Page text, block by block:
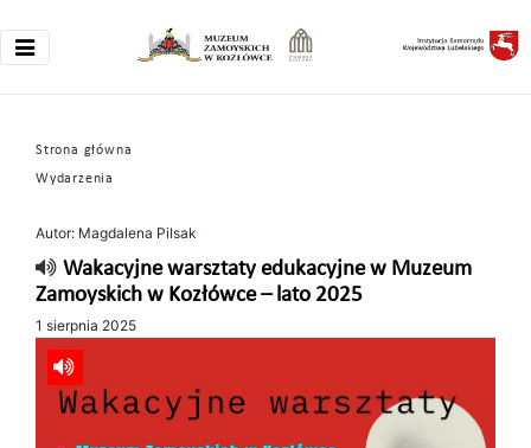
Strona główna
Wydarzenia
Autor: Magdalena Pilsak
Wakacyjne warsztaty edukacyjne w Muzeum
Zamoyskich w Kozłówce – lato 2025
1 sierpnia 2025